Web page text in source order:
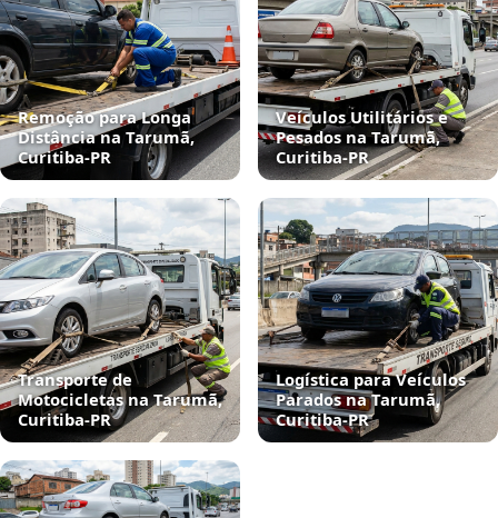
Remoção para Longa
Distância na Tarumã,
Curitiba‑PR
Veículos Utilitários e
Pesados na Tarumã,
Curitiba‑PR
Transporte de
Motocicletas na Tarumã,
Curitiba‑PR
Logística para Veículos
Parados na Tarumã,
Curitiba‑PR